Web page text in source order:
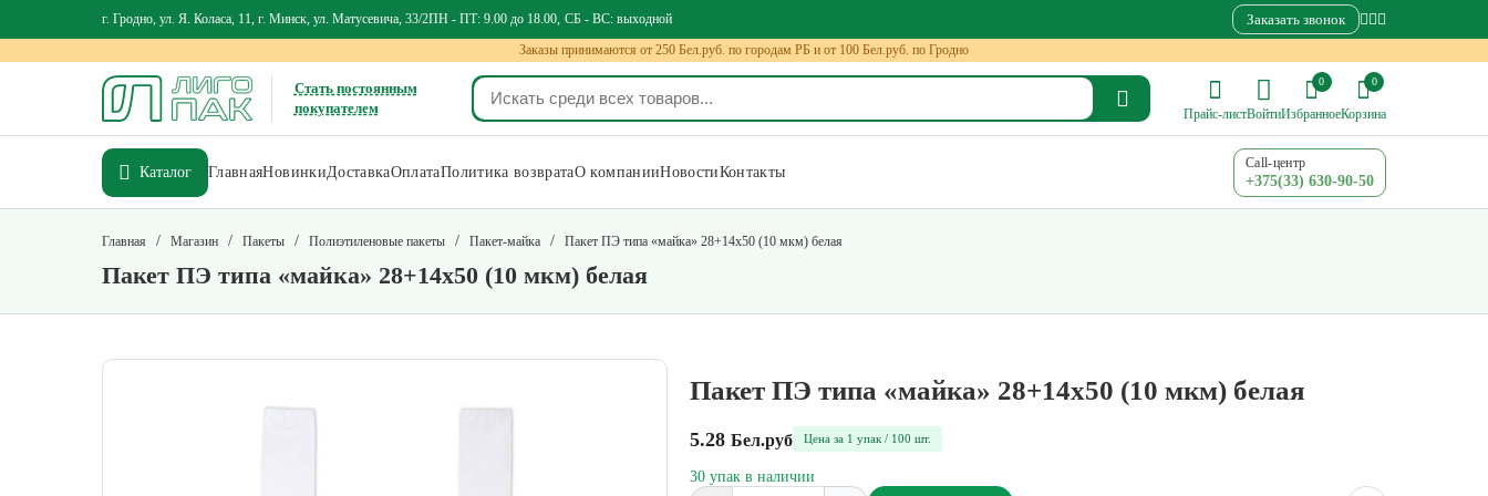
г. Гродно, ул. Я. Коласа, 11, г. Минск, ул. Матусевича, 33/2ПН - ПТ: 9.00 до 18.00 СБ - ВС: выходной Заказать звонок
Заказы принимаются от 250 Бел.руб. по городам РБ и от 100 Бел.руб. по Гродно
Стать постоянным
покупателем
Прайс-листВойти
0
Избранное
0
Корзина
Каталог ГлавнаяНовинкиДоставкаОплатаПолитика возвратаО компанииНовостиКонтакты
Call-центр
+375(33) 630-90-50
Главная / Магазин / Пакеты / Полиэтиленовые пакеты / Пакет-майка / Пакет ПЭ типа «майка» 28+14х50 (10 мкм) белая
Пакет ПЭ типа «майка» 28+14х50 (10 мкм) белая
Пакет ПЭ типа «майка» 28+14х50 (10 мкм) белая
5.28 Бел.руб Цена за 1 упак / 100 шт.
30 упак в наличии